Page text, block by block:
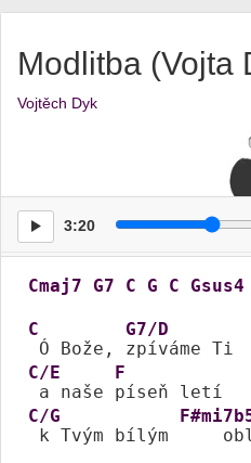
Modlitba (Vojta
Vojtěch Dyk
3:20
Cmaj7 G7 C G C Gsus4
C
Ó Bože,
G7/D
C/E
a naše
F
C/G
k Tvým bílým